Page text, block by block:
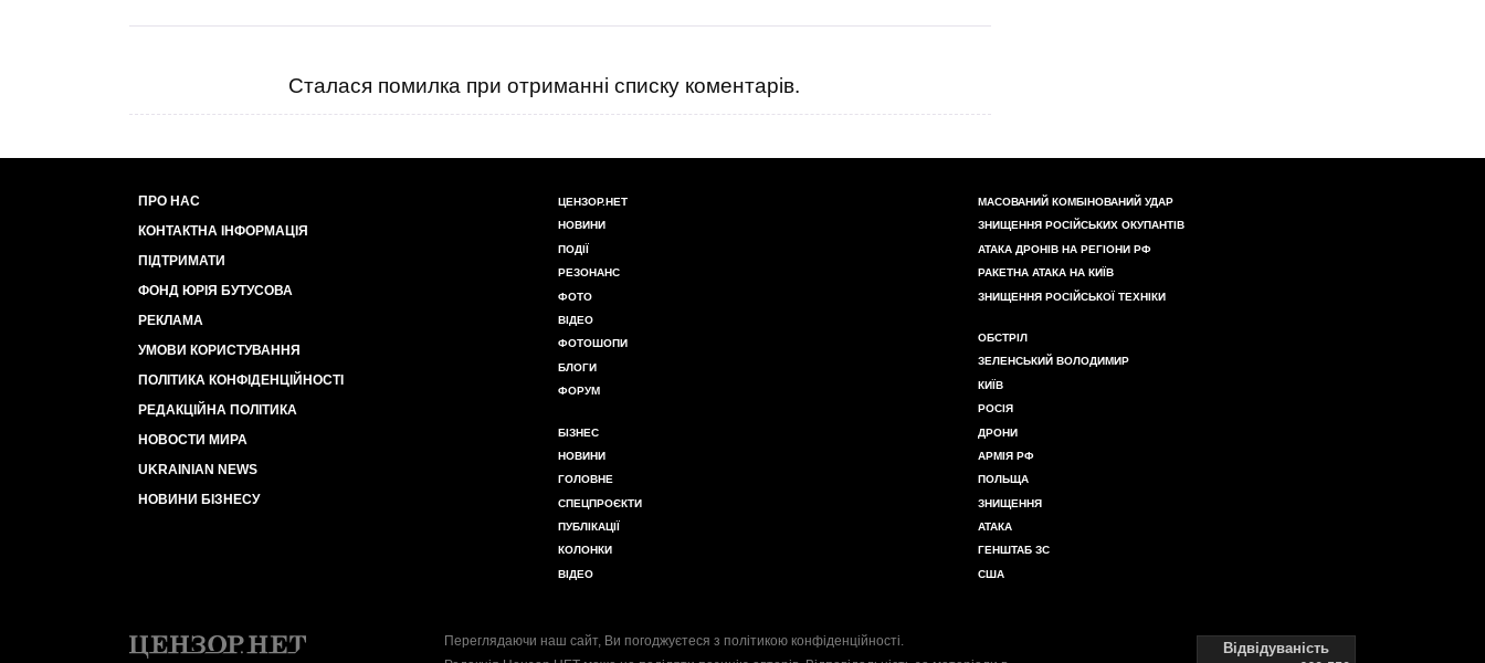
Сталася помилка при отриманні списку коментарів.
ПРО НАС
КОНТАКТНА ІНФОРМАЦІЯ
ПІДТРИМАТИ
ФОНД ЮРІЯ БУТУСОВА
РЕКЛАМА
УМОВИ КОРИСТУВАННЯ
ПОЛІТИКА КОНФІДЕНЦІЙНОСТІ
РЕДАКЦІЙНА ПОЛІТИКА
НОВОСТИ МИРА
UKRAINIAN NEWS
НОВИНИ БІЗНЕСУ
ЦЕНЗОР.НЕТ
НОВИНИ
ПОДІЇ
РЕЗОНАНС
ФОТО
ВІДЕО
ФОТОШОПИ
БЛОГИ
ФОРУМ
БІЗНЕС
НОВИНИ
ГОЛОВНЕ
СПЕЦПРОЄКТИ
ПУБЛІКАЦІЇ
КОЛОНКИ
ВІДЕО
МАСОВАНИЙ КОМБІНОВАНИЙ УДАР
ЗНИЩЕННЯ РОСІЙСЬКИХ ОКУПАНТІВ
АТАКА ДРОНІВ НА РЕГІОНИ РФ
РАКЕТНА АТАКА НА КИЇВ
ЗНИЩЕННЯ РОСІЙСЬКОЇ ТЕХНІКИ
ОБСТРІЛ
ЗЕЛЕНСЬКИЙ ВОЛОДИМИР
КИЇВ
РОСІЯ
ДРОНИ
АРМІЯ РФ
ПОЛЬЩА
ЗНИЩЕННЯ
АТАКА
ГЕНШТАБ ЗС
США
Переглядаючи наш сайт, Ви погоджуєтеся з політикою конфіденційності.
Відвідуваність